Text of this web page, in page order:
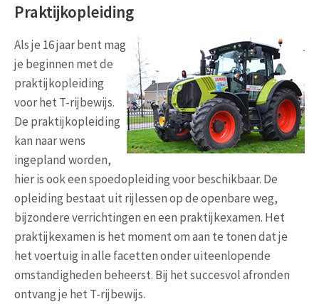
Praktijkopleiding
Als je 16 jaar bent mag
je beginnen met de
praktijkopleiding
voor het T-rijbewijs.
De praktijkopleiding
kan naar wens
ingepland worden,
hier is ook een spoedopleiding voor beschikbaar. De
opleiding bestaat uit rijlessen op de openbare weg,
bijzondere verrichtingen en een praktijkexamen. Het
praktijkexamen is het moment om aan te tonen dat je
het voertuig in alle facetten onder uiteenlopende
omstandigheden beheerst. Bij het succesvol afronden
ontvang je het T-rijbewijs.